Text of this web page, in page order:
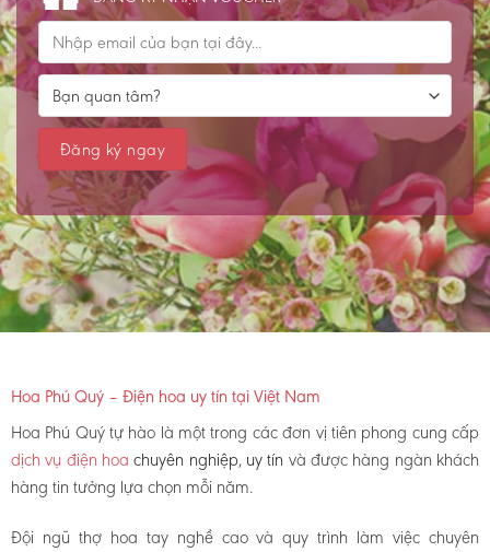
Hoa Phú Quý – Điện hoa uy tín tại Việt Nam
Hoa Phú Quý tự hào là một trong các đơn vị tiên phong cung cấp
dịch vụ điện hoachuyên nghiệp, uy tín và được hàng ngàn khách
hàng tin tưởng lựa chọn mỗi năm.
Đội ngũ thợ hoa tay nghề cao và quy trình làm việc chuyên